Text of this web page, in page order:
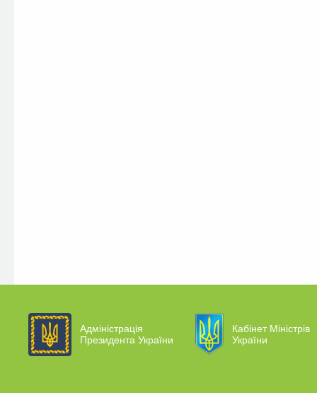
Адміністрація
Президента України
Кабінет Міністрів
України